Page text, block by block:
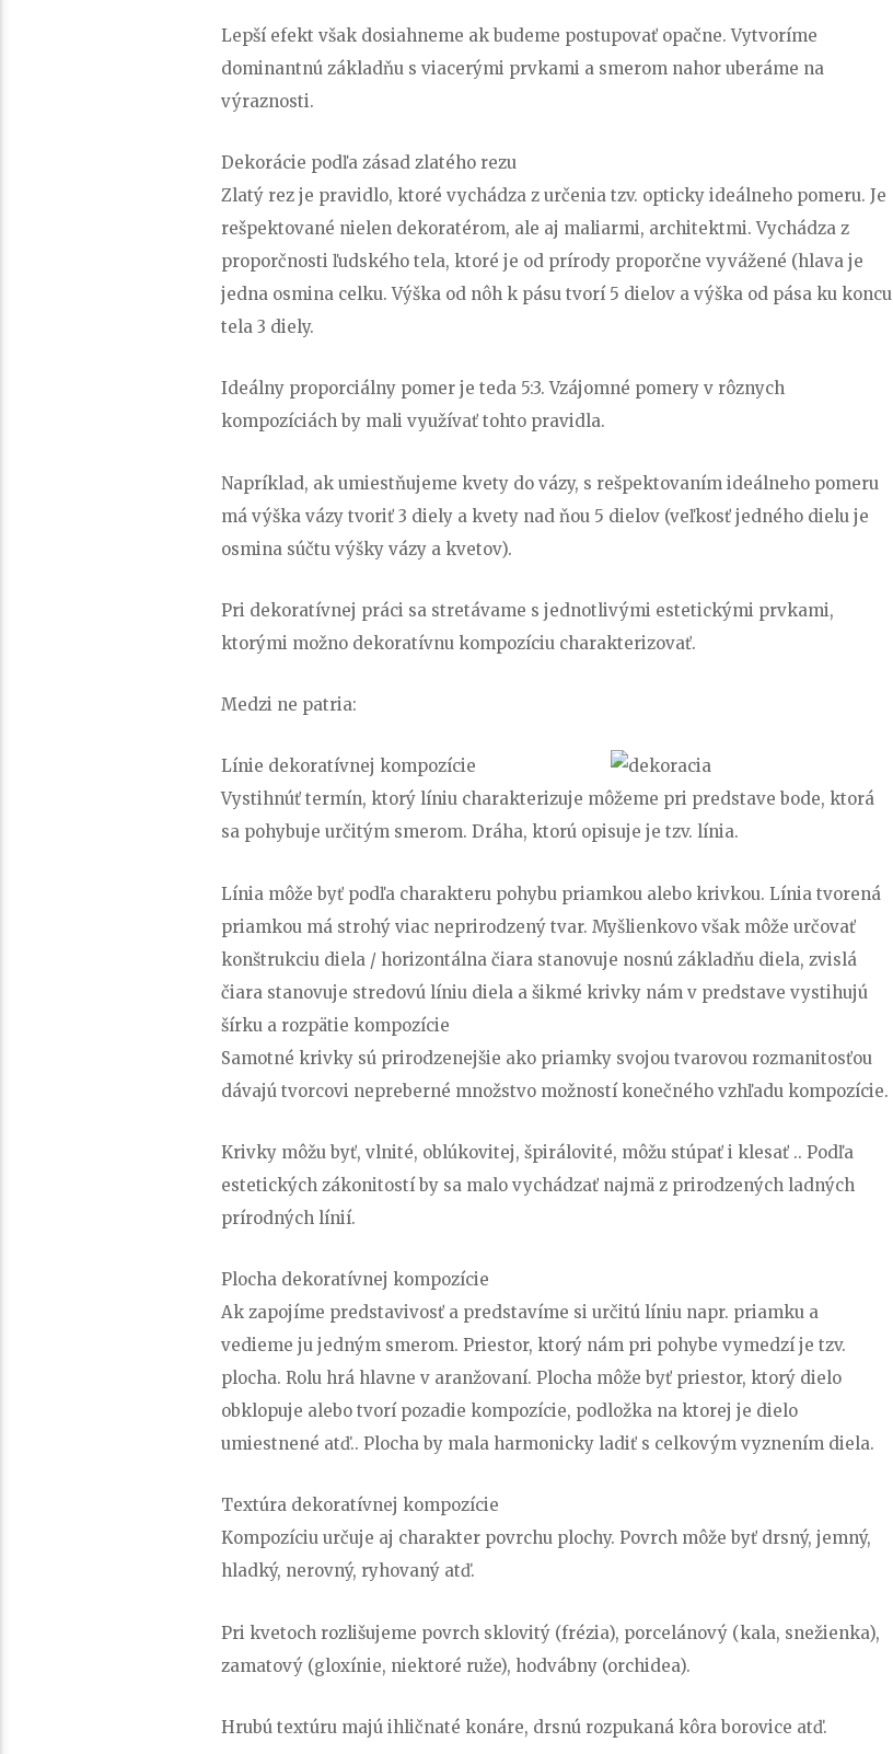
Lepší efekt však dosiahneme ak budeme postupovať opačne. Vytvoríme
dominantnú základňu s viacerými prvkami a smerom nahor uberáme na
výraznosti.
Dekorácie podľa zásad zlatého rezu
Zlatý rez je pravidlo, ktoré vychádza z určenia tzv. opticky ideálneho pomeru. Je
rešpektované nielen dekoratérom, ale aj maliarmi, architektmi. Vychádza z
proporčnosti ľudského tela, ktoré je od prírody proporčne vyvážené (hlava je
jedna osmina celku. Výška od nôh k pásu tvorí 5 dielov a výška od pása ku koncu
tela 3 diely.
Ideálny proporciálny pomer je teda 5:3. Vzájomné pomery v rôznych
kompozíciách by mali využívať tohto pravidla.
Napríklad, ak umiestňujeme kvety do vázy, s rešpektovaním ideálneho pomeru
má výška vázy tvoriť 3 diely a kvety nad ňou 5 dielov (veľkosť jedného dielu je
osmina súčtu výšky vázy a kvetov).
Pri dekoratívnej práci sa stretávame s jednotlivými estetickými prvkami,
ktorými možno dekoratívnu kompozíciu charakterizovať.
Medzi ne patria:
Línie dekoratívnej kompozície
Vystihnúť termín, ktorý líniu charakterizuje môžeme pri predstave bode, ktorá
sa pohybuje určitým smerom. Dráha, ktorú opisuje je tzv. línia.
Línia môže byť podľa charakteru pohybu priamkou alebo krivkou. Línia tvorená
priamkou má strohý viac neprirodzený tvar. Myšlienkovo však môže určovať
konštrukciu diela / horizontálna čiara stanovuje nosnú základňu diela, zvislá
čiara stanovuje stredovú líniu diela a šikmé krivky nám v predstave vystihujú
šírku a rozpätie kompozície
Samotné krivky sú prirodzenejšie ako priamky svojou tvarovou rozmanitosťou
dávajú tvorcovi nepreberné množstvo možností konečného vzhľadu kompozície.
Krivky môžu byť, vlnité, oblúkovitej, špirálovité, môžu stúpať i klesať .. Podľa
estetických zákonitostí by sa malo vychádzať najmä z prirodzených ladných
prírodných línií.
Plocha dekoratívnej kompozície
Ak zapojíme predstavivosť a predstavíme si určitú líniu napr. priamku a
vedieme ju jedným smerom. Priestor, ktorý nám pri pohybe vymedzí je tzv.
plocha. Rolu hrá hlavne v aranžovaní. Plocha môže byť priestor, ktorý dielo
obklopuje alebo tvorí pozadie kompozície, podložka na ktorej je dielo
umiestnené atď.. Plocha by mala harmonicky ladiť s celkovým vyznením diela.
Textúra dekoratívnej kompozície
Kompozíciu určuje aj charakter povrchu plochy. Povrch môže byť drsný, jemný,
hladký, nerovný, ryhovaný atď.
Pri kvetoch rozlišujeme povrch sklovitý (frézia), porcelánový (kala, snežienka),
zamatový (gloxínie, niektoré ruže), hodvábny (orchidea).
Hrubú textúru majú ihličnaté konáre, drsnú rozpukaná kôra borovice atď.